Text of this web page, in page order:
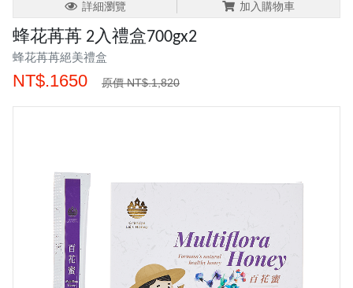
詳細瀏覽 加入購物車
蜂花苒苒 2入禮盒700gx2
蜂花苒苒絕美禮盒
NT$.1650 原價 NT$.1,820